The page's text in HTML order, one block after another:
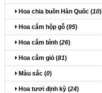
Hoa chia buồn Hàn Quốc (10)
Hoa cắm hộp gỗ (95)
Hoa cắm bình (26)
Hoa cắm giỏ (81)
Màu sắc (0)
Hoa tươi định kỳ (24)